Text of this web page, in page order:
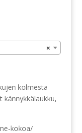
×
kolmesta
kännykkälaukku,
kokoa/